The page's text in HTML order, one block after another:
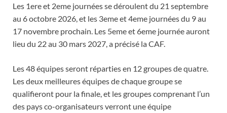
Les 1ere et 2eme journées se déroulent du 21 septembre
au 6 octobre 2026, et les 3eme et 4eme journées du 9 au
17 novembre prochain. Les 5eme et 6eme journée auront
lieu du 22 au 30 mars 2027, a précisé la CAF.
Les 48 équipes seront réparties en 12 groupes de quatre.
Les deux meilleures équipes de chaque groupe se
qualifieront pour la finale, et les groupes comprenant l’un
des pays co-organisateurs verront une équipe